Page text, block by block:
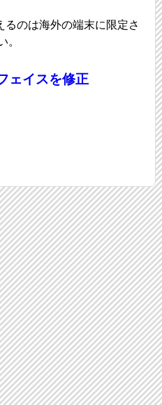
るのは海外の端末に限定さ
。
ェイスを修正